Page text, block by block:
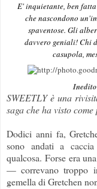
E' inquietante, ben
che nascondono
spaventose. Gli
davvero geniali! Chi
casupola,
SWEETLY è una
saga che ha visto
Dodici anni fa,
sono andati a
qualcosa. Forse era
— correvano troppo
gemella di Gretchen